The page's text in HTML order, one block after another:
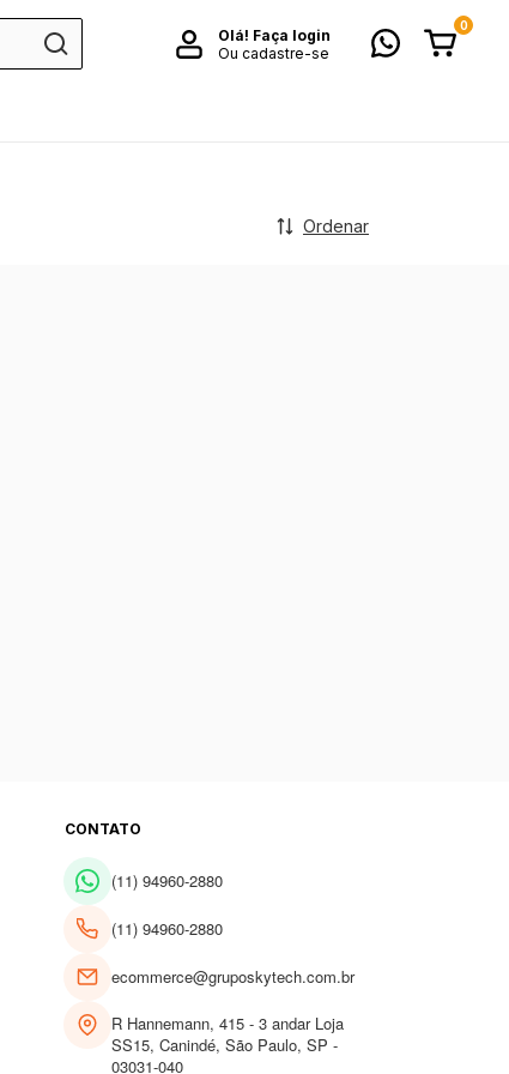
Olá! Faça login
Ou cadastre-se
0
Ordenar
CONTATO
(11) 94960-2880
(11) 94960-2880
ecommerce@gruposkytech.com.br
R Hannemann, 415 - 3 andar Loja
SS15, Canindé, São Paulo, SP -
03031-040